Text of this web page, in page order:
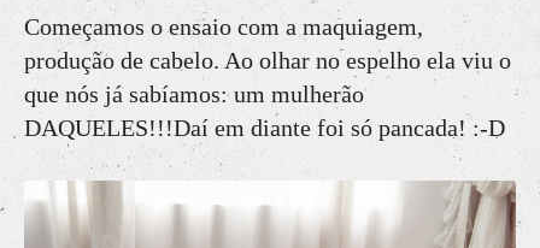
Começamos o ensaio com a maquiagem,
produção de cabelo. Ao olhar no espelho ela viu o
que nós já sabíamos: um mulherão
DAQUELES!!!Daí em diante foi só pancada! :-D